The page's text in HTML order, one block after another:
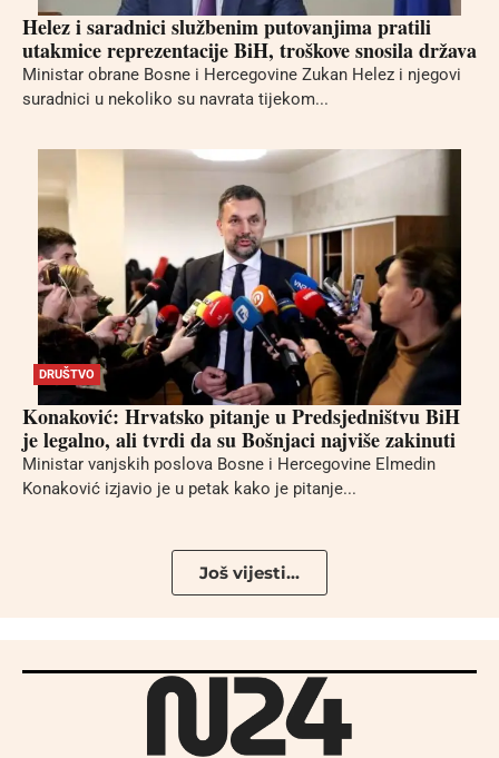
Helez i saradnici službenim putovanjima pratili
utakmice reprezentacije BiH, troškove snosila država
Ministar obrane Bosne i Hercegovine Zukan Helez i njegovi
suradnici u nekoliko su navrata tijekom...
DRUŠTVO
Konaković: Hrvatsko pitanje u Predsjedništvu BiH
je legalno, ali tvrdi da su Bošnjaci najviše zakinuti
Ministar vanjskih poslova Bosne i Hercegovine Elmedin
Konaković izjavio je u petak kako je pitanje...
Još vijesti...